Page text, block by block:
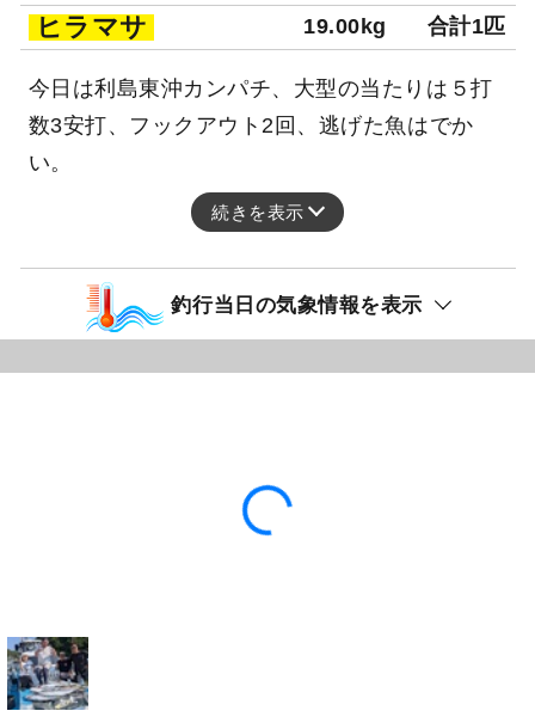
ヒラマサ 19.00kg 合計1匹
今日は利島東沖カンパチ、大型の当たりは５打
数3安打、フックアウト2回、逃げた魚はでか
い。
続きを表示
釣行当日の気象情報を表示